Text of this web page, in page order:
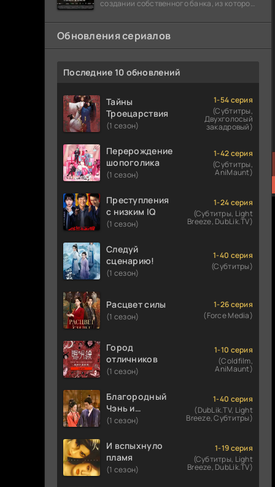
создании собственного банка, из которого
долларов. Однако,
Обновления сериалов
Последние 10 обновлений
Тайны
Троецарствия
(1 сезон)
1-54 серия
(Субтитры,
Двухголосый
закадровый)
Перерождение
шопоголика
(1 сезон)
1-42 серия
(Субтитры,
AniMaunt)
Преступления
с низким IQ
(1 сезон)
1-24 серия
(Субтитры, Light
Breeze, DubLik.TV)
Следуй
сценарию!
(1 сезон)
1-40 серия
(Субтитры)
Расцвет силы
(1 сезон)
1-26 серия
(Force Media)
Город
отличников
(1 сезон)
1-10 серия
(Coldfilm,
AniMaunt)
Благородный
Чэнь и
прекрасная
(1 сезон)
1-40 серия
(DubLik.TV, Light
Breeze, Субтитры)
И вспыхнуло
пламя
(1 сезон)
1-19 серия
(Субтитры, Light
Breeze, DubLik.TV)